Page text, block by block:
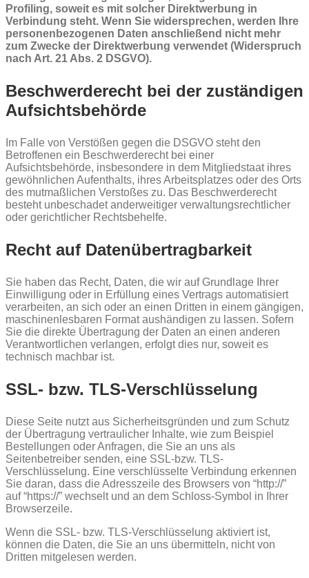
Profiling, soweit es mit solcher Direktwerbung in
Verbindung steht. Wenn Sie widersprechen, werden Ihre
personenbezogenen Daten anschließend nicht mehr
zum Zwecke der Direktwerbung verwendet (Widerspruch
nach Art. 21 Abs. 2 DSGVO).
Beschwerderecht bei der zuständigen
Aufsichtsbehörde
Im Falle von Verstößen gegen die DSGVO steht den
Betroffenen ein Beschwerderecht bei einer
Aufsichtsbehörde, insbesondere in dem Mitgliedstaat ihres
gewöhnlichen Aufenthalts, ihres Arbeitsplatzes oder des Orts
des mutmaßlichen Verstoßes zu. Das Beschwerderecht
besteht unbeschadet anderweitiger verwaltungsrechtlicher
oder gerichtlicher Rechtsbehelfe.
Recht auf Datenübertragbarkeit
Sie haben das Recht, Daten, die wir auf Grundlage Ihrer
Einwilligung oder in Erfüllung eines Vertrags automatisiert
verarbeiten, an sich oder an einen Dritten in einem gängigen,
maschinenlesbaren Format aushändigen zu lassen. Sofern
Sie die direkte Übertragung der Daten an einen anderen
Verantwortlichen verlangen, erfolgt dies nur, soweit es
technisch machbar ist.
SSL- bzw. TLS-Verschlüsselung
Diese Seite nutzt aus Sicherheitsgründen und zum Schutz
der Übertragung vertraulicher Inhalte, wie zum Beispiel
Bestellungen oder Anfragen, die Sie an uns als
Seitenbetreiber senden, eine SSL-bzw. TLS-
Verschlüsselung. Eine verschlüsselte Verbindung erkennen
Sie daran, dass die Adresszeile des Browsers von “http://”
auf “https://” wechselt und an dem Schloss-Symbol in Ihrer
Browserzeile.
Wenn die SSL- bzw. TLS-Verschlüsselung aktiviert ist,
können die Daten, die Sie an uns übermitteln, nicht von
Dritten mitgelesen werden.